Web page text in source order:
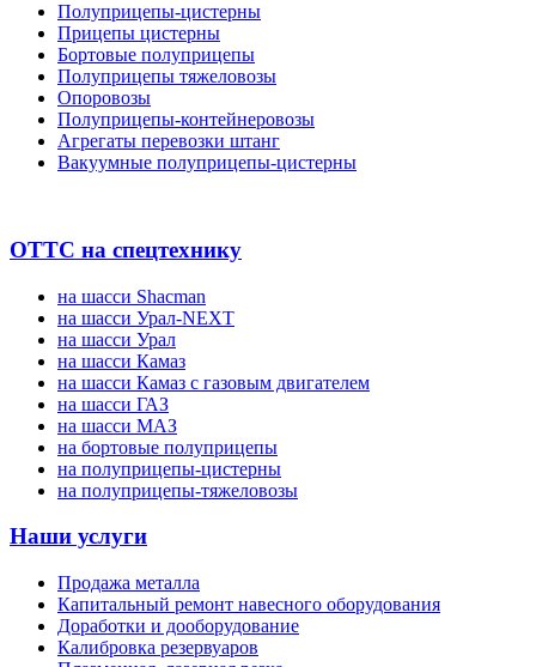
Полуприцепы-цистерны
Прицепы цистерны
Бортовые полуприцепы
Полуприцепы тяжеловозы
Опоровозы
Полуприцепы-контейнеровозы
Агрегаты перевозки штанг
Вакуумные полуприцепы-цистерны
ОТТС на спецтехнику
на шасси Shacman
на шасси Урал-NEXT
на шасси Урал
на шасси Камаз
на шасси Камаз с газовым двигателем
на шасси ГАЗ
на шасси МАЗ
на бортовые полуприцепы
на полуприцепы-цистерны
на полуприцепы-тяжеловозы
Наши услуги
Продажа металла
Капитальный ремонт навесного оборудования
Доработки и дооборудование
Калибровка резервуаров